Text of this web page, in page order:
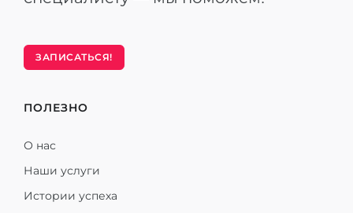
ЗАПИСАТЬСЯ!
ПОЛЕЗНО
О нас
Наши услуги
Истории успеха